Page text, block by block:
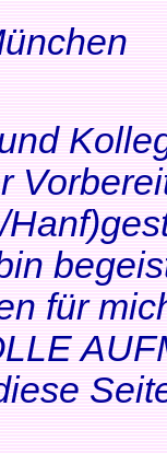
für